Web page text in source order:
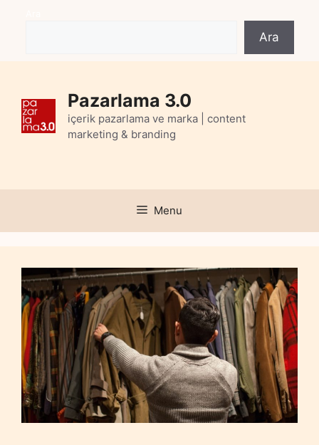
Ara
Pazarlama 3.0
içerik pazarlama ve marka | content
marketing & branding
Menu